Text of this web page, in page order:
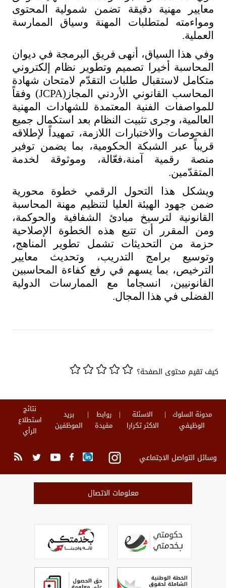
معايير مهنية دقيقة تضمن شمولية المحتوى
ومواءمته لمتطلبات المهنة وسياق الممارسة
العملية.
وفي هذا السياق، أنهى فريق البرمجة في ديوان
المحاسبة أخيرا تصميم وتطوير نظام إلكتروني
متكامل لاستقبال طلبات التقدّم لامتحان شهادة
المحاسب القانوني الأردني المجاز (JCPA)
وفقاً
للمواصفات الفنية المعتمدة للشهادات المهنية
العالمية، وجرى تثبيت النظام بعد استكمال جميع
الفحوصات والاختبارات اللازمة، تمهيداً لإطلاقه
قريباً عبر الشبكة الحكومية، بما يضمن توفير
منصة رقمية آمنة،فعّالة، وموثوقة لخدمة
المتقدّمين.
ويشكل هذا التحول الرقمي خطوة محورية
ضمن جهود الهيئة العليا لتنظيم مهنة المحاسبة
القانونية لترسيخ مبادئ الشفافية والحوكمة،
ومن المقرر أن تتبع هذه الخطوة الإصلاحية
حزمة من التحديثات تشمل تطوير المناهج،
وتوسيع برامج التدريب، وتحديث معايير
الترخيص، بما يسهم في رفع كفاءة المحاسبين
القانونيين، انسجاما مع الممارسات الدولية
الفضلى في هذا المجال.
كيف تقيم محتوى الصفحة؟
مدونة السلوك
الوظيفي
الاسئلة
الاكثر تكرارا
روابط
مفيدة
بريد
الموظفين
نتائج
استطلاع
الرأي
وسائل التواصل الاجتماعي
معلومات الاتصال